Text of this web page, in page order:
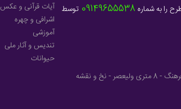
را به شماره 09149655538 توسط
آدرس : آذربایجان شرقی - شهرستان میانه - خیابان فرهنگ - 8 متری ولیعصر - نخ و نقشه
آیات قرآنی و
اشرافی و چهره
آموزشی
تندیس و آثار ملی
حیوانات